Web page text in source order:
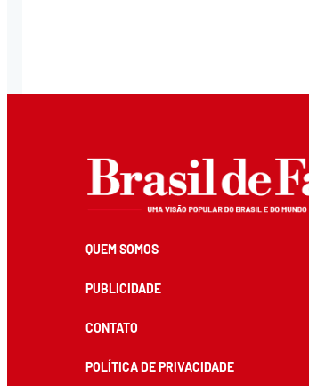
QUEM SOMOS
PUBLICIDADE
CONTATO
POLÍTICA DE PRIVACIDADE